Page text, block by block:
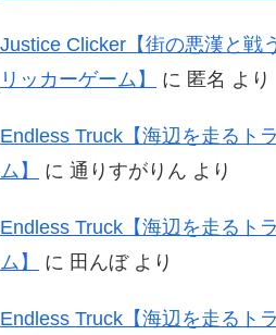
Justice Clicker【街の悪漢と戦
リッカーゲーム】
に 匿名 より
Endless Truck【海辺を走るト
ム】
に 通りすがりん より
Endless Truck【海辺を走るト
ム】
に 田んぼより
Endless Truck【海辺を走るト